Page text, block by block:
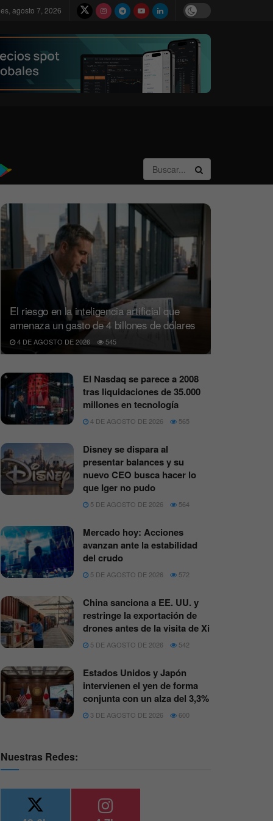
agosto 7, 2026
El riesgo en la inteligencia artificial que
amenaza un gasto de 4 billones de dólares
4 DE AGOSTO DE 2026 545
El Nasdaq se parece a 2008
tras liquidaciones de 35.000
millones en tecnología
4 DE AGOSTO DE 2026 565
Disney se dispara al
presentar balances y su
nuevo CEO busca hacer lo
que Iger no pudo
5 DE AGOSTO DE 2026 564
Mercado hoy: Acciones
avanzan ante la estabilidad
del crudo
5 DE AGOSTO DE 2026 572
China sanciona a EE. UU. y
restringe la exportación de
drones antes de la visita de Xi
5 DE AGOSTO DE 2026 542
Estados Unidos y Japón
intervienen el yen de forma
conjunta con un alza del 3,3%
3 DE AGOSTO DE 2026 600
Nuestras Redes: